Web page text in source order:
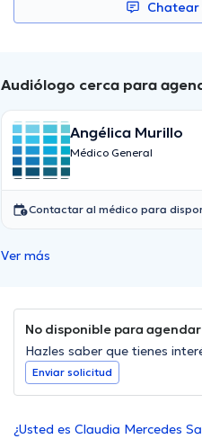
Audiólogo cerca para
Angélica Murillo
Médico General
Contactar al médico para
Ver más
No disponible para
Hazles saber que tienes
Enviar solicitud
¿Usted es Claudia Mercedes